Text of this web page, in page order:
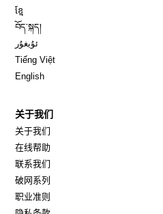
ខ្មែ
བོད་སྐད།
ئۇيغۇر
Tiếng Việt
English
关于我们
关于我们
在线帮助
联系我们
破网系列
职业准则